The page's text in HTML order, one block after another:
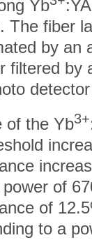
Yb
The fiber
by an
filtered by
of the Yb3+
of
of
to a